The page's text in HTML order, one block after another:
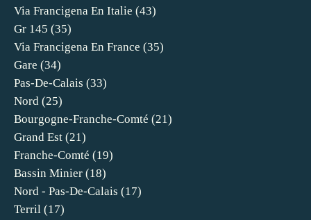
Via Francigena En Italie (43)
Gr 145 (35)
Via Francigena En France (35)
Gare (34)
Pas-De-Calais (33)
Nord (25)
Bourgogne-Franche-Comté (21)
Grand Est (21)
Franche-Comté (19)
Bassin Minier (18)
Nord - Pas-De-Calais (17)
Terril (17)